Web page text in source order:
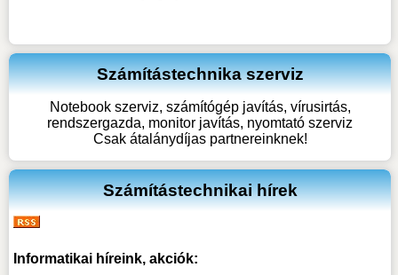
Számítástechnika szerviz
Notebook szerviz, számítógép javítás, vírusirtás,
rendszergazda, monitor javítás, nyomtató szerviz
Csak átalánydíjas partnereinknek!
Számítástechnikai hírek
Informatikai híreink, akciók: